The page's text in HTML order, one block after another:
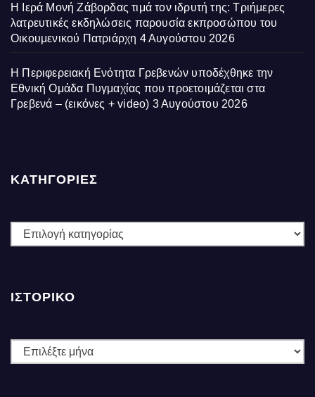
Η Ιερά Μονή Ζάβορδας τιμά τον ιδρυτή της: Τριήμερες
λατρευτικές εκδηλώσεις παρουσία εκπροσώπου του
Οικουμενικού Πατριάρχη 4 Αυγούστου 2026
Η Περιφερειακή Ενότητα Γρεβενών υποδέχθηκε την
Εθνική Ομάδα Πυγμαχίας που προετοιμάζεται στα
Γρεβενά – (εικόνες + video) 3 Αυγούστου 2026
ΚΑΤΗΓΟΡΙΕΣ
ΚΑΤΗΓΟΡΙΕΣ
ΙΣΤΟΡΙΚΌ
Ιστορικό